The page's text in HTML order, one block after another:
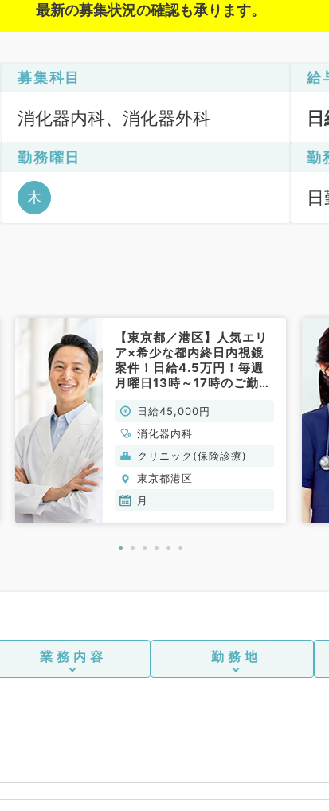
最新の募集状況の確認も承ります。
募集科目
消化器内科、消化器外科
給
勤務曜日
木
勤
【東京都／港区】人気エリ
ア×希少な都内終日内視鏡
案件！日給4.5万円！毎週
月曜日13時～17時のご勤
します★(消化器内科／非常
勤）
日給45,000円
消化器内科
クリニック(保険診療)
東京都港区
月
業務内容 勤務地